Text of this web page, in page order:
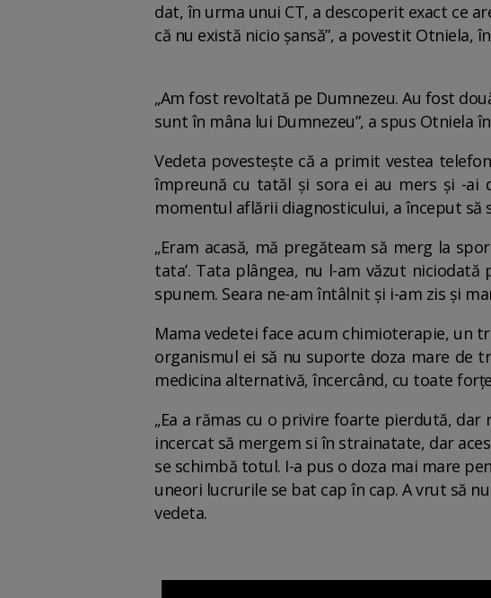
dat, în urma unui CT, a descoperit exact ce
că nu există nicio șansă”, a povestit Otniela,
„Am fost revoltată pe Dumnezeu. Au fost
sunt în mâna lui Dumnezeu”, a spus Otniela
Vedeta povestește că a primit vestea
împreună cu tatăl și sora ei au mers și -ai
momentul aflării diagnosticului, a început să
„Eram acasă, mă pregăteam să merg la
tata’. Tata plângea, nu l-am văzut
spunem. Seara ne-am întâlnit și i-am zis și
Mama vedetei face acum chimioterapie, un
organismul ei să nu suporte doza mare de
medicina alternativă, încercând, cu toate
„Ea a rămas cu o privire foarte pierdută, dar
incercat să mergem si în strainatate, dar
se schimbă totul. I-a pus o doza mai mare
uneori lucrurile se bat cap în cap. A vrut să
vedeta.